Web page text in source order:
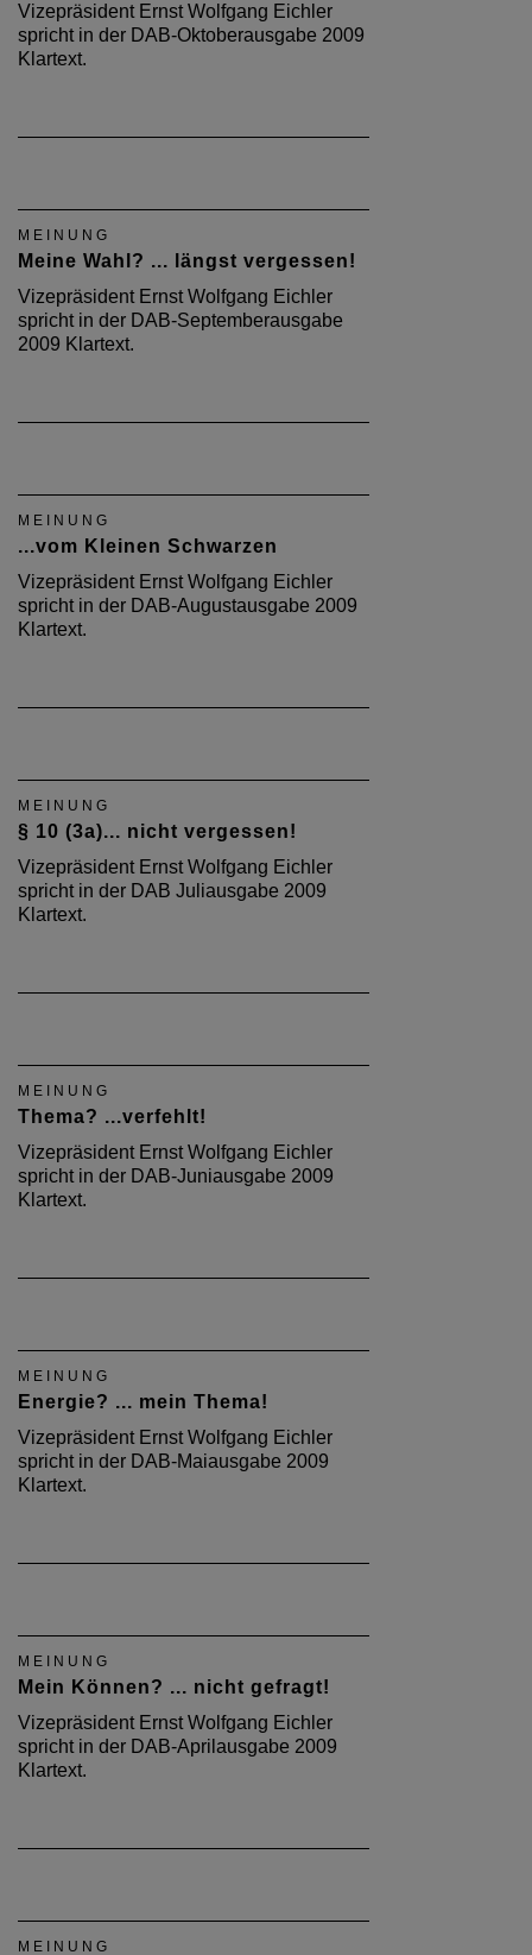
Vizepräsident Ernst Wolfgang Eichler
spricht in der DAB-Oktoberausgabe 2009
Klartext.
MEINUNG
Meine Wahl? ... längst vergessen!
Vizepräsident Ernst Wolfgang Eichler
spricht in der DAB-Septemberausgabe
2009 Klartext.
MEINUNG
...vom Kleinen Schwarzen
Vizepräsident Ernst Wolfgang Eichler
spricht in der DAB-Augustausgabe 2009
Klartext.
MEINUNG
§ 10 (3a)... nicht vergessen!
Vizepräsident Ernst Wolfgang Eichler
spricht in der DAB Juliausgabe 2009
Klartext.
MEINUNG
Thema? ...verfehlt!
Vizepräsident Ernst Wolfgang Eichler
spricht in der DAB-Juniausgabe 2009
Klartext.
MEINUNG
Energie? ... mein Thema!
Vizepräsident Ernst Wolfgang Eichler
spricht in der DAB-Maiausgabe 2009
Klartext.
MEINUNG
Mein Können? ... nicht gefragt!
Vizepräsident Ernst Wolfgang Eichler
spricht in der DAB-Aprilausgabe 2009
Klartext.
MEINUNG